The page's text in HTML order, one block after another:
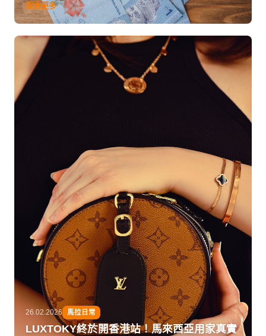
探索更多
26.02.2026 馬拉日常
LUXTOKY終於開香港站！馬來西亞用家真實